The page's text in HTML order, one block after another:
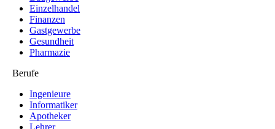
Einzelhandel
Finanzen
Gastgewerbe
Gesundheit
Pharmazie
Berufe
Ingenieure
Informatiker
Apotheker